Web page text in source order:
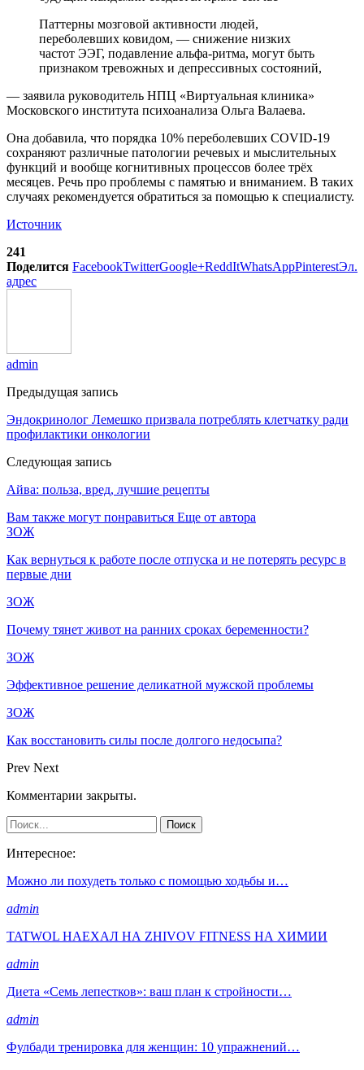
Паттерны мозговой активности людей,
переболевших ковидом, — снижение низких
частот ЭЭГ, подавление альфа-ритма, могут быть
признаком тревожных и депрессивных состояний,
— заявила руководитель НПЦ «Виртуальная клиника»
Московского института психоанализа Ольга Валаева.
Она добавила, что порядка 10% переболевших COVID-19
сохраняют различные патологии речевых и мыслительных
функций и вообще когнитивных процессов более трёх
месяцев. Речь про проблемы с памятью и вниманием. В таких
случаях рекомендуется обратиться за помощью к специалисту.
Источник
241
Поделится FacebookTwitterGoogle+ReddItWhatsAppPinterestЭл.
адрес
admin
Предыдущая запись
Эндокринолог Лемешко призвала потреблять клетчатку ради
профилактики онкологии
Следующая запись
Айва: польза, вред, лучшие рецепты
Вам также могут понравиться Еще от автора
ЗОЖ
Как вернуться к работе после отпуска и не потерять ресурс в
первые дни
ЗОЖ
Почему тянет живот на ранних сроках беременности?
ЗОЖ
Эффективное решение деликатной мужской проблемы
ЗОЖ
Как восстановить силы после долгого недосыпа?
Prev Next
Комментарии закрыты.
Интересное:
Можно ли похудеть только с помощью ходьбы и…
admin
TATWOL НАЕХАЛ НА ZHIVOV FITNESS НА ХИМИИ
admin
Диета «Семь лепестков»: ваш план к стройности…
admin
Фулбади тренировка для женщин: 10 упражнений…